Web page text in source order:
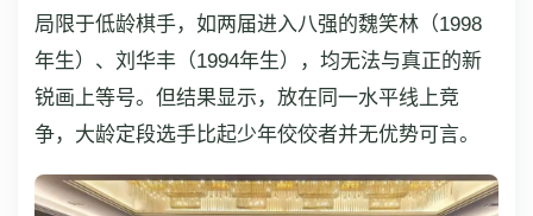
局限于低龄棋手，如两届进入八强的魏笑林（1998
年生）、刘华丰（1994年生），均无法与真正的新
锐画上等号。但结果显示，放在同一水平线上竞
争，大龄定段选手比起少年佼佼者并无优势可言。